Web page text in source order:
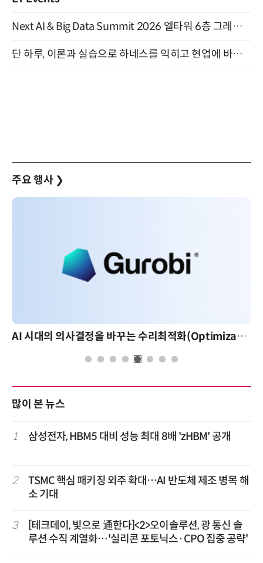
Next AI & Big Data Summit 2026 엘타워 6층 그레이스홀 개최 (9/18)
단 하루, 이론과 실습으로 하네스를 익히고 현업에 바로 쓰는 핸즈온 워크숍 (8/20)
주요 행사 ❯
AI 시대의 의사결정을 바꾸는 수리최적화(Optimization): 실제 산업 적용 사례와 활용 전략
많이 본 뉴스
1 삼성전자, HBM5 대비 성능 최대 8배 'zHBM' 공개
2
TSMC 핵심 패키징 외주 확대…AI 반도체 제조 병목 해
소 기대
3
[테크데이, 빛으로 通한다]<2>오이솔루션, 광 통신 솔
루션 수직 계열화…'실리콘 포토닉스·CPO 집중 공략'